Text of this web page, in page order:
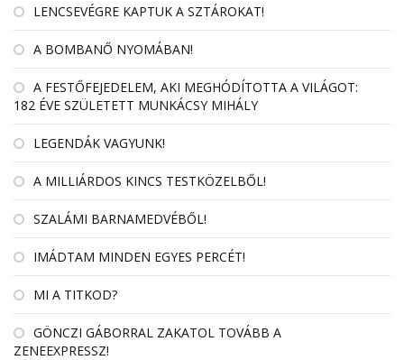
LENCSEVÉGRE KAPTUK A SZTÁROKAT!
A BOMBANŐ NYOMÁBAN!
A FESTŐFEJEDELEM, AKI MEGHÓDÍTOTTA A VILÁGOT:
182 ÉVE SZÜLETETT MUNKÁCSY MIHÁLY
LEGENDÁK VAGYUNK!
A MILLIÁRDOS KINCS TESTKÖZELBŐL!
SZALÁMI BARNAMEDVÉBŐL!
IMÁDTAM MINDEN EGYES PERCÉT!
MI A TITKOD?
GÖNCZI GÁBORRAL ZAKATOL TOVÁBB A
ZENEEXPRESSZ!